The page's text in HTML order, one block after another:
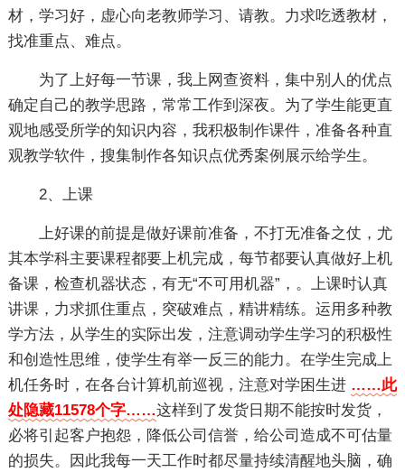
材，学习好，虚心向老教师学习、请教。力求吃透教材，
找准重点、难点。
为了上好每一节课，我上网查资料，集中别人的优点
确定自己的教学思路，常常工作到深夜。为了学生能更直
观地感受所学的知识内容，我积极制作课件，准备各种直
观教学软件，搜集制作各知识点优秀案例展示给学生。
2、上课
上好课的前提是做好课前准备，不打无准备之仗，尤
其本学科主要课程都要上机完成，每节都要认真做好上机
备课，检查机器状态，有无“不可用机器”，。上课时认真
讲课，力求抓住重点，突破难点，精讲精练。运用多种教
学方法，从学生的实际出发，注意调动学生学习的积极性
和创造性思维，使学生有举一反三的能力。在学生完成上
机任务时，在各台计算机前巡视，注意对学困生进 ……此
处隐藏11578个字……这样到了发货日期不能按时发货，
必将引起客户抱怨，降低公司信誉，给公司造成不可估量
的损失。因此我每一天工作时都尽量持续清醒地头脑，确